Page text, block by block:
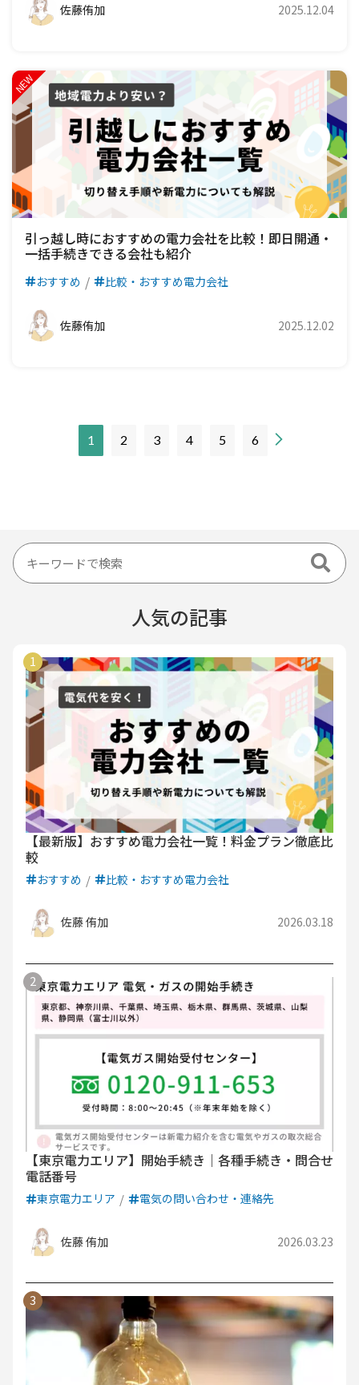
佐藤侑加 2025.12.04
引っ越し時におすすめの電力会社を比較！即日開通・
一括手続きできる会社も紹介
おすすめ 比較・おすすめ電力会社
佐藤侑加 2025.12.02
1
在
ジ
2 3 4 5 6
人気の記事
【最新版】おすすめ電力会社一覧！料金プラン徹底比
較
おすすめ 比較・おすすめ電力会社
佐藤 侑加 2026.03.18
【東京電力エリア】開始手続き｜各種手続き・問合せ
電話番号
東京電力エリア 電気の問い合わせ・連絡先
佐藤 侑加 2026.03.23